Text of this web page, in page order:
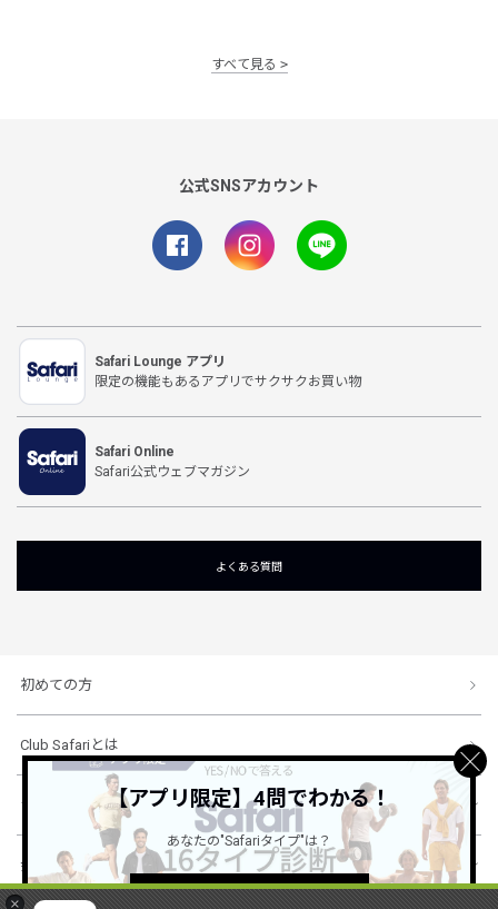
×
すべて見る
公式SNSアカウント
Safari Lounge アプリ
限定の機能もあるアプリでサクサクお買い物
Safari Online
Safari公式ウェブマガジン
よくある質問
初めての方
Club Safariとは
ショッピングガイド
会社概要・規約
【アプリ限定】4問でわかる！
あなたの"Safariタイプ"は？
詳しくはこちら ＞